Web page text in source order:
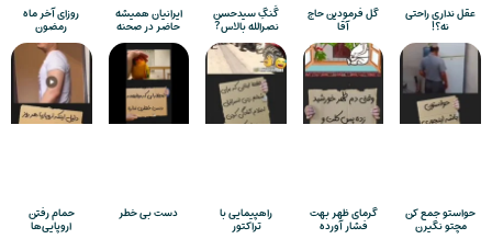
عقل نداری راحتی
نه؟!
گل فرمودین حاج
آقا
گَنگِ سیدحسن
نصرالله بالاس?
ایرانیان همیشه
حاضر در صحنه
روزای آخر ماه
رمضون
حواستو جمع کن
مچتو نگیرن
گرمای ظهر بهت
فشار آورده
راهپیمایی با
تراکتور
دست بی خطر حمام رفتن
اروپایی‌ها